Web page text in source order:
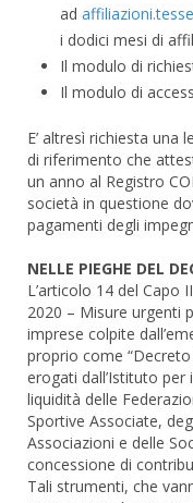
ad
i dodici mesi di
Il modulo di
Il modulo di
E’ altresì richiesta una
di riferimento che
un anno al Registro
società in questione
pagamenti degli
NELLE PIEGHE DEL
L’articolo 14 del Capo
2020 – Misure urgenti
imprese colpite
proprio come
erogati dall’Istituto per
liquidità delle
Sportive Associate,
Associazioni e delle
concessione di
Tali strumenti, che